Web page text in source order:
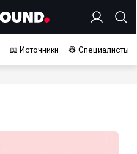
📖 Источники 👷 Специалисты